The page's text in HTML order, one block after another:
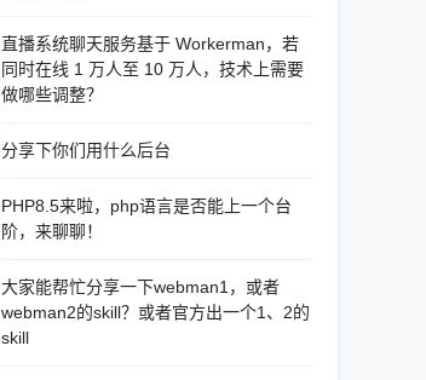
直播系统聊天服务基于 Workerman，若
同时在线 1 万人至 10 万人，技术上需要
做哪些调整？
分享下你们用什么后台
PHP8.5来啦，php语言是否能上一个台
阶，来聊聊！
大家能帮忙分享一下webman1，或者
webman2的skill？或者官方出一个1、2的
skill